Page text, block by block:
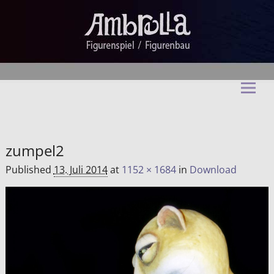
zumpel2
Published 13. Juli 2014at 1152 × 1684in Download